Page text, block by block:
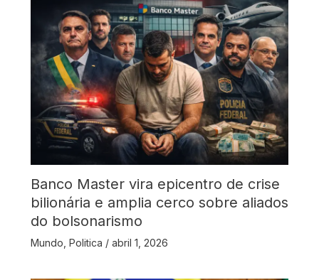
Banco Master vira epicentro de crise
bilionária e amplia cerco sobre aliados
do bolsonarismo
Mundo Politica / abril 1, 2026